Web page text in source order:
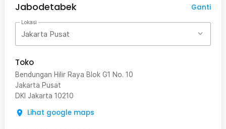
Jabodetabek
Ganti
Lokasi
Jakarta Pusat
Toko
Bendungan Hilir Raya Blok G1 No. 10
Jakarta Pusat
DKI Jakarta 10210
Lihat google maps